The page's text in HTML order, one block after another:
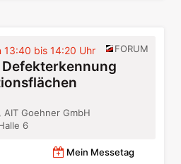
bis 14:20 Uhr
AIT Goehner GmbH
6
FORUM
Mein Messetag